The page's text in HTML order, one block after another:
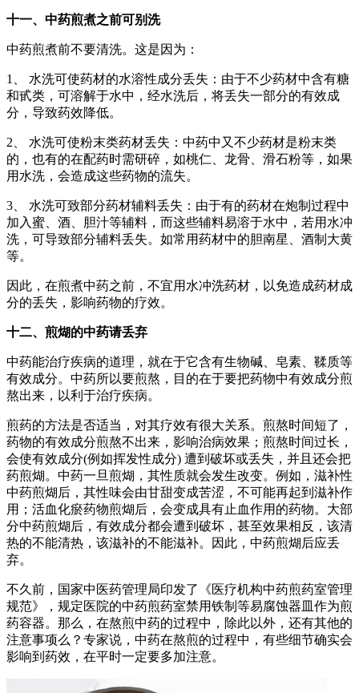
十一、中药煎煮之前可别洗
中药煎煮前不要清洗。这是因为：
1、 水洗可使药材的水溶性成分丢失：由于不少药材中含有糖
和甙类，可溶解于水中，经水洗后，将丢失一部分的有效成
分，导致药效降低。
2、 水洗可使粉末类药材丢失：中药中又不少药材是粉末类
的，也有的在配药时需研碎，如桃仁、龙骨、滑石粉等，如果
用水洗，会造成这些药物的流失。
3、 水洗可致部分药材辅料丢失：由于有的药材在炮制过程中
加入蜜、酒、胆汁等辅料，而这些辅料易溶于水中，若用水冲
洗，可导致部分辅料丢失。如常用药材中的胆南星、酒制大黄
等。
因此，在煎煮中药之前，不宜用水冲洗药材，以免造成药材成
分的丢失，影响药物的疗效。
十二、煎煳的中药请丢弃
中药能治疗疾病的道理，就在于它含有生物碱、皂素、鞣质等
有效成分。中药所以要煎熬，目的在于要把药物中有效成分煎
熬出来，以利于治疗疾病。
煎药的方法是否适当，对其疗效有很大关系。煎熬时间短了，
药物的有效成分煎熬不出来，影响治病效果；煎熬时间过长，
会使有效成分(例如挥发性成分) 遭到破坏或丢失，并且还会把
药煎煳。中药一旦煎煳，其性质就会发生改变。例如，滋补性
中药煎煳后，其性味会由甘甜变成苦涩，不可能再起到滋补作
用；活血化瘀药物煎煳后，会变成具有止血作用的药物。大部
分中药煎煳后，有效成分都会遭到破坏，甚至效果相反，该清
热的不能清热，该滋补的不能滋补。因此，中药煎煳后应丢
弃。
不久前，国家中医药管理局印发了《医疗机构中药煎药室管理
规范》，规定医院的中药煎药室禁用铁制等易腐蚀器皿作为煎
药容器。那么，在熬煎中药的过程中，除此以外，还有其他的
注意事项么？专家说，中药在熬煎的过程中，有些细节确实会
影响到药效，在平时一定要多加注意。